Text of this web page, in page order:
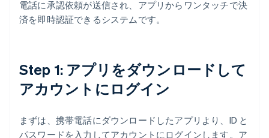
電話に承認依頼が送信され、アプリからワンタッチで決
済を即時認証できるシステムです。
Step 1: アプリをダウンロードして
アカウントにログイン
まずは、携帯電話にダウンロードしたアプリより、ID と
パスワードを入力してアカウントにログインします。ア